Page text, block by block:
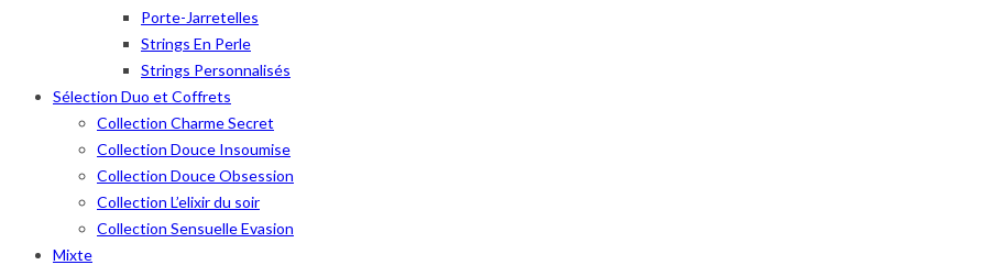
Porte-Jarretelles
Strings En Perle
Strings Personnalisés
Sélection Duo et Coffrets
Collection Charme Secret
Collection Douce Insoumise
Collection Douce Obsession
Collection L’elixir du soir
Collection Sensuelle Evasion
Mixte